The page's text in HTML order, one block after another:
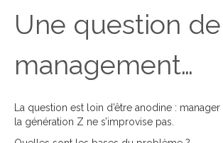
Une question de
management…
La question est loin d’être anodine :
la génération Z ne s’improvise pas.